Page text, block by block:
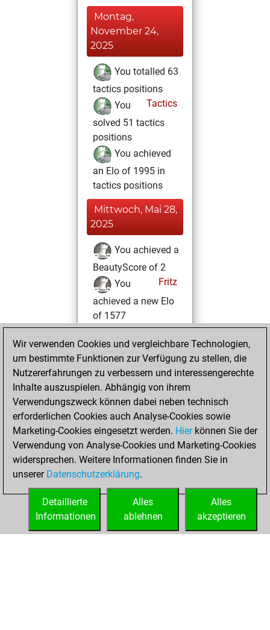
Montag,
November 24,
2025
You totalled 63
tactics positions
Tactics
You
solved 51 tactics
positions
You achieved
an Elo of 1995 in
tactics positions
Mittwoch, Mai 28,
2025
You achieved a
BeautyScore of 2
Fritz
You
achieved a new Elo
of 1577
Dienstag,
November 12,
2024
You created
your Fritz account
Fritz
Donnerstag,
April 25, 2024
You created
your Studies account
Studies
Wir verwenden Cookies und vergleichbare Technologien,
um bestimmte Funktionen zur Verfügung zu stellen, die
Nutzererfahrungen zu verbessern und interessengerechte
Inhalte auszuspielen. Abhängig von ihrem
Verwendungszweck können dabei neben technisch
erforderlichen Cookies auch Analyse-Cookies sowie
Marketing-Cookies eingesetzt werden. Hierkönnen Sie der
Verwendung von Analyse-Cookies und Marketing-Cookies
widersprechen. Weitere Informationen finden Sie in
unserer Datenschutzerklärung.
Alles
akzeptieren
Alles
ablehnen
Detaillierte
Informationen